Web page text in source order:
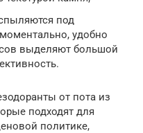
под
удобно
выделяют большой
от пота из
подходят для
политике,